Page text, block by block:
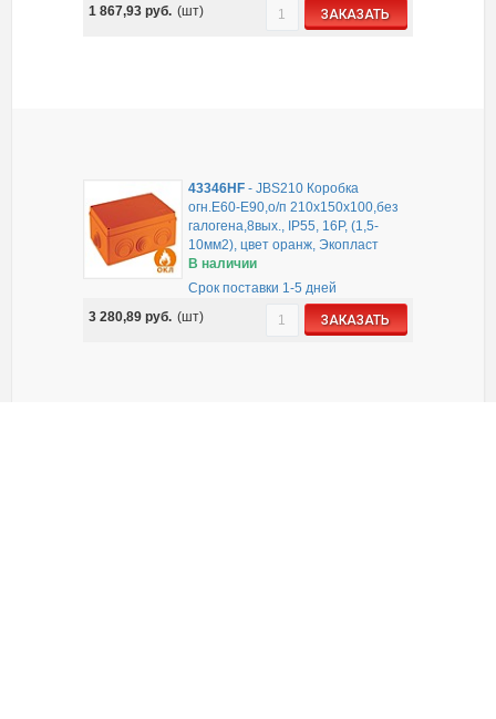
1 867,93руб. (шт) ЗАКАЗАТЬ
43346HF -JBS210 Коробка
огн.E60-E90,о/п 210х150х100,без
галогена,8вых., IP55, 16P, (1,5-
10мм2), цвет оранж, Экопласт
В наличии
Срок поставки 1-5 дней
3 280,89руб. (шт) ЗАКАЗАТЬ